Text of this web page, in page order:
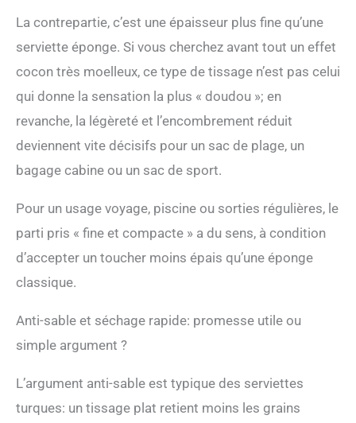
transporter sans effort
Sans sable et confortable
: l'une des
remarquables de cette
serviette de plage turque
au sable. Vous pouvez
profiter de votre temps
vous soucier du sable qui
Cette caractéristique
garantit une expérience
de plage plus confortable
détendre et de vous
serviette de plage turque
excelle en matière
La contrepartie, c’est une épaisseur plus fine qu’une
serviette éponge. Si vous cherchez avant tout un effet
cocon très moelleux, ce type de tissage n’est pas celui
qui donne la sensation la plus « doudou »; en
revanche, la légèreté et l’encombrement réduit
deviennent vite décisifs pour un sac de plage, un
bagage cabine ou un sac de sport.
Pour un usage voyage, piscine ou sorties régulières, le
parti pris « fine et compacte » a du sens, à condition
d’accepter un toucher moins épais qu’une éponge
classique.
Anti-sable et séchage rapide: promesse utile ou
simple argument ?
L’argument anti-sable est typique des serviettes
turques: un tissage plat retient moins les grains